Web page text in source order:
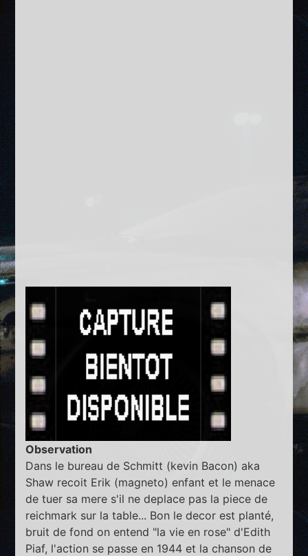
Observation
Dans le bureau de Schmitt (kevin Bacon) aka
Shaw recoit Erik (magneto) enfant et le menace
de tuer sa mere s'il ne deplace pas la piece de
reichmark sur la table... Bon le decor est planté,
bruit de fond on entend "la vie en rose" d'Edith
Piaf, l'action se passe en 1944 et la chanson de